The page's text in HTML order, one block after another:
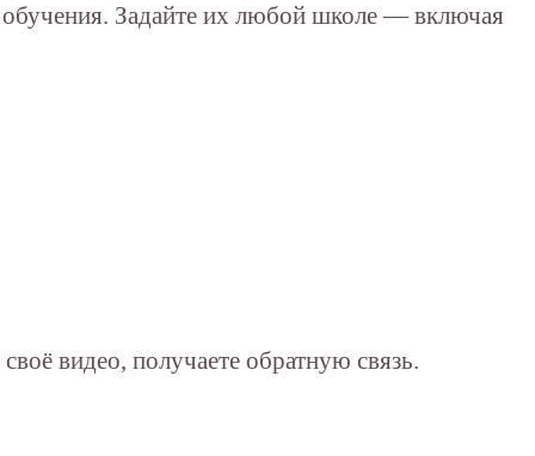
Задайте их любой школе — включая
видео, получаете обратную связь.